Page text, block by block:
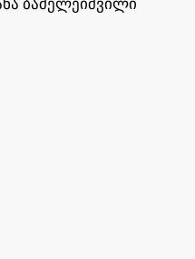
ბაშელეიშვილი